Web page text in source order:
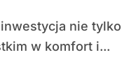
w komfort i...